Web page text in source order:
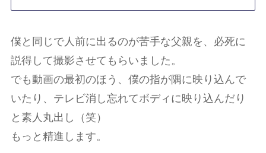
僕と同じで人前に出るのが苦手な父親を、必死に
説得して撮影させてもらいました。
でも動画の最初のほう、僕の指が隅に映り込んで
いたり、テレビ消し忘れてボディに映り込んだり
と素人丸出し（笑）
もっと精進します。